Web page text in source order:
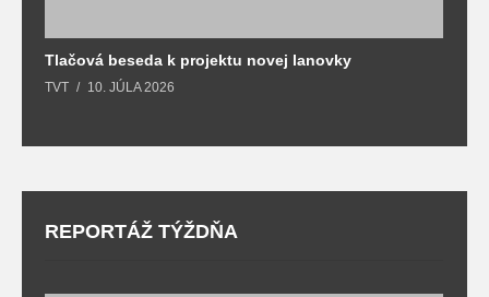
Tlačová beseda k projektu novej lanovky
TVT 10. JÚLA 2026
REPORTÁŽ TÝŽDŇA